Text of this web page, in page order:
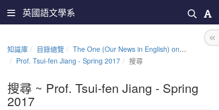
英國語文學系
知識庫 目錄總覽
The One (Our News in English) online
Prof. Tsui-fen Jiang - Spring 2017
搜尋
搜尋 ~ Prof. Tsui-fen Jiang - Spring
2017